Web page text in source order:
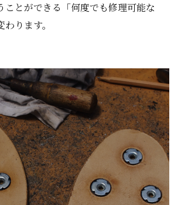
ことができる「何度でも修理可能な
ります。